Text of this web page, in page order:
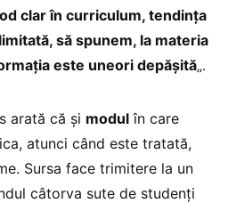
clar în curriculum, tendința
să spunem, la materia
este uneori depășită„.
arată că și modul în care
atunci când este tratată,
Sursa face trimitere la un
câtorva sute de studenți